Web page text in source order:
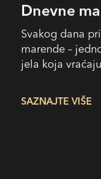
Dnevne
Svakog dana
marende –
jela koja
SAZNAJTE VIŠE